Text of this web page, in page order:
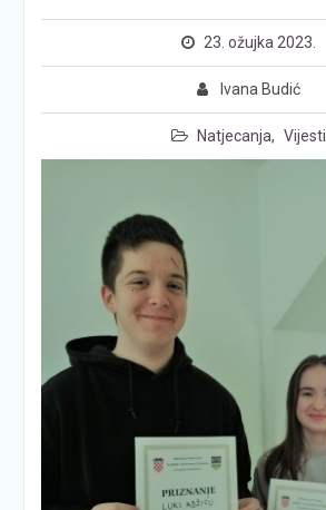
23. ožujka 2023.
Ivana Budić
Natjecanja, Vijesti